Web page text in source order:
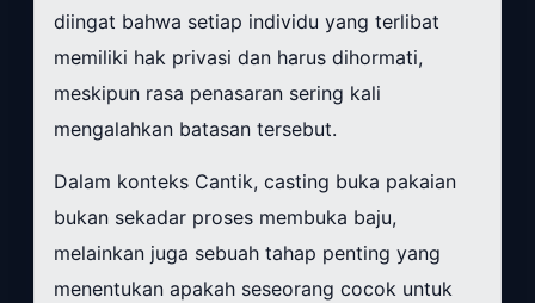
diingat bahwa setiap individu yang terlibat
memiliki hak privasi dan harus dihormati,
meskipun rasa penasaran sering kali
mengalahkan batasan tersebut.
Dalam konteks Cantik, casting buka pakaian
bukan sekadar proses membuka baju,
melainkan juga sebuah tahap penting yang
menentukan apakah seseorang cocok untuk